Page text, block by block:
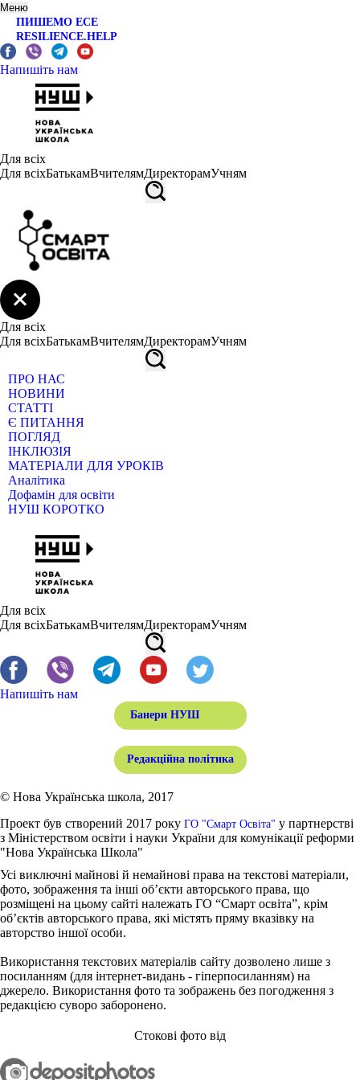
Меню
ПИШЕМО ЕСЕ
RESILIENCE.HELP
Напишіть нам
Для всіх
Для всіхБатькамВчителямДиректорамУчням
Для всіх
Для всіхБатькамВчителямДиректорамУчням
ПРО НАС
НОВИНИ
СТАТТІ
Є ПИТАННЯ
ПОГЛЯД
ІНКЛЮЗІЯ
МАТЕРІАЛИ ДЛЯ УРОКІВ
Аналітика
Дофамін для освіти
НУШ КОРОТКО
Для всіх
Для всіхБатькамВчителямДиректорамУчням
Напишіть нам
Банери НУШ
Редакційна політика
© Нова Українська школа, 2017
Проект був створений 2017 року ГО "Смарт Освіта" у партнерстві
з Міністерством освіти і науки України для комунікації реформи
"Нова Українська Школа"
Усі виключні майнові й немайнові права на текстові матеріали,
фото, зображення та інші об’єкти авторського права, що
розміщені на цьому сайті належать ГО “Смарт освіта”, крім
об’єктів авторського права, які містять пряму вказівку на
авторство іншої особи.
Використання текстових матеріалів сайту дозволено лише з
посиланням (для інтернет-видань - гіперпосиланням) на
джерело. Використання фото та зображень без погодження з
редакцією суворо заборонено.
Стокові фото від